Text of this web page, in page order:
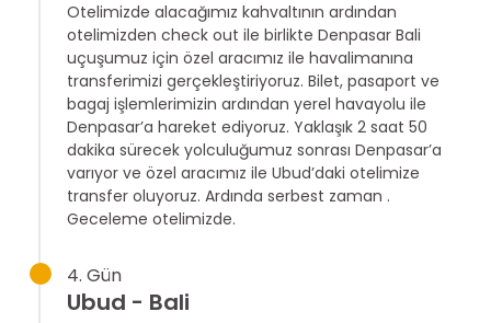
Otelimizde alacağımız kahvaltının ardından
otelimizden check out ile birlikte Denpasar Bali
uçuşumuz için özel aracımız ile havalimanına
transferimizi gerçekleştiriyoruz. Bilet, pasaport ve
bagaj işlemlerimizin ardından yerel havayolu ile
Denpasar’a hareket ediyoruz. Yaklaşık 2 saat 50
dakika sürecek yolculuğumuz sonrası Denpasar’a
varıyor ve özel aracımız ile Ubud’daki otelimize
transfer oluyoruz. Ardında serbest zaman .
Geceleme otelimizde.
4. Gün
Ubud - Bali